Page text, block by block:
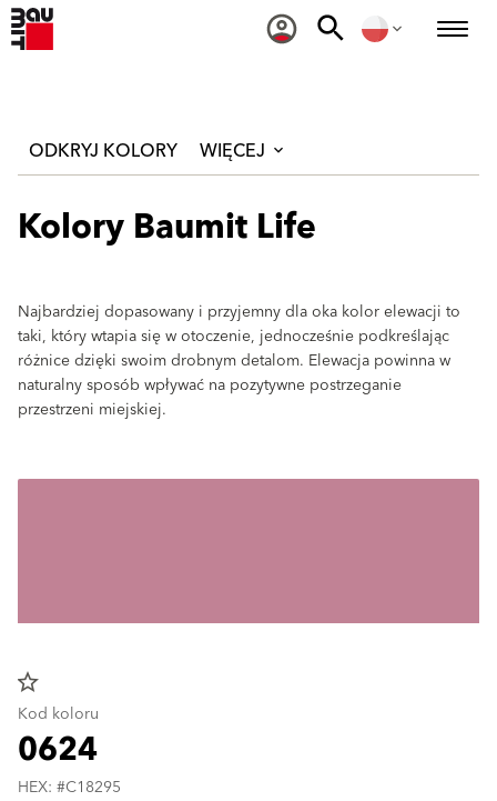
ODKRYJ KOLORY WIĘCEJ
Kolory Baumit Life
Najbardziej dopasowany i przyjemny dla oka kolor elewacji to
taki, który wtapia się w otoczenie, jednocześnie podkreślając
różnice dzięki swoim drobnym detalom. Elewacja powinna w
naturalny sposób wpływać na pozytywne postrzeganie
przestrzeni miejskiej.
star_border
Kod koloru
0624
HEX: #C18295